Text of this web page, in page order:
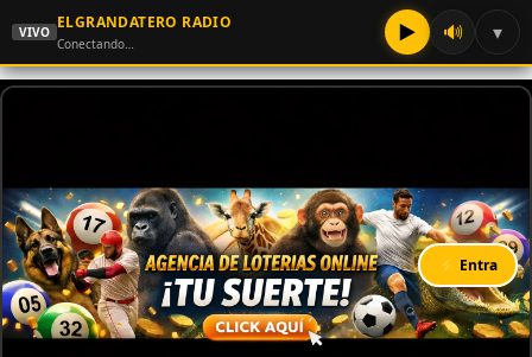
VIVO
ELGRANDATERO RADIO
Conectando… ▶ 🔊 ▾
⚡ Entra